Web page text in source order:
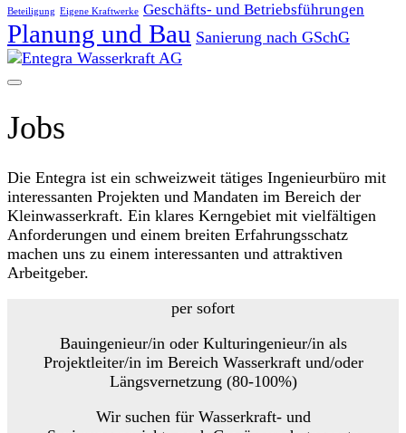
Beteiligung Eigene Kraftwerke Geschäfts- und Betriebsführungen
Planung und Bau Sanierung nach GSchG
Jobs
Die Entegra ist ein schweizweit tätiges Ingenieurbüro mit
interessanten Projekten und Mandaten im Bereich der
Kleinwasserkraft. Ein klares Kerngebiet mit vielfältigen
Anforderungen und einem breiten Erfahrungsschatz
machen uns zu einem interessanten und attraktiven
Arbeitgeber.
per sofort
Bauingenieur/in oder Kulturingenieur/in als
Projektleiter/in im Bereich Wasserkraft und/oder
Längsvernetzung (80-100%)
Wir suchen für Wasserkraft- und